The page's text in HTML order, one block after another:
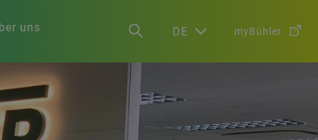
uns DE myBühler